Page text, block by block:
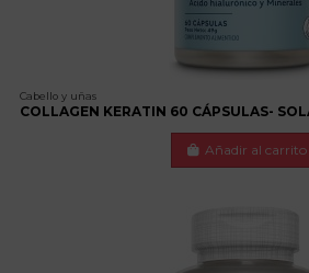
Cabello y uñas
COLLAGEN KERATIN 60 CÁPSULAS-
Añadir al carrito